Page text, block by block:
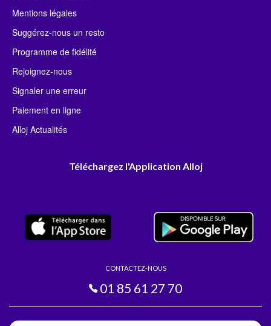
Mentions légales
Suggérez-nous un resto
Programme de fidélité
Rejoignez-nous
Signaler une erreur
Paiement en ligne
Alloj Actualités
Téléchargez l'Application Alloj
CONTACTEZ-NOUS
01 85 61 27 70